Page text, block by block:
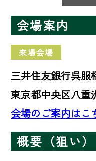
会場案内
来場会場
三井住友銀行呉服
東京都中央区八重
会場のご案内はこ
概要（狙い）